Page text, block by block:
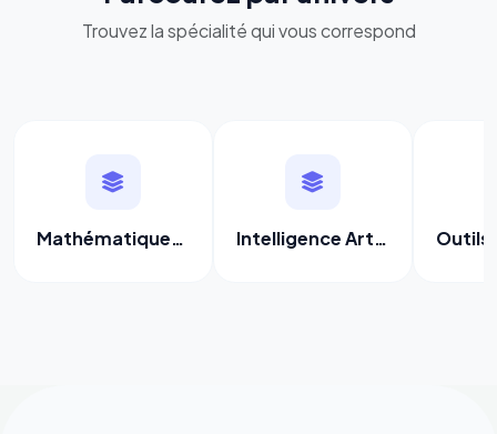
Trouvez la spécialité qui vous correspond
Mathématiques & Statistiques Intelligence Artificielle (IA)